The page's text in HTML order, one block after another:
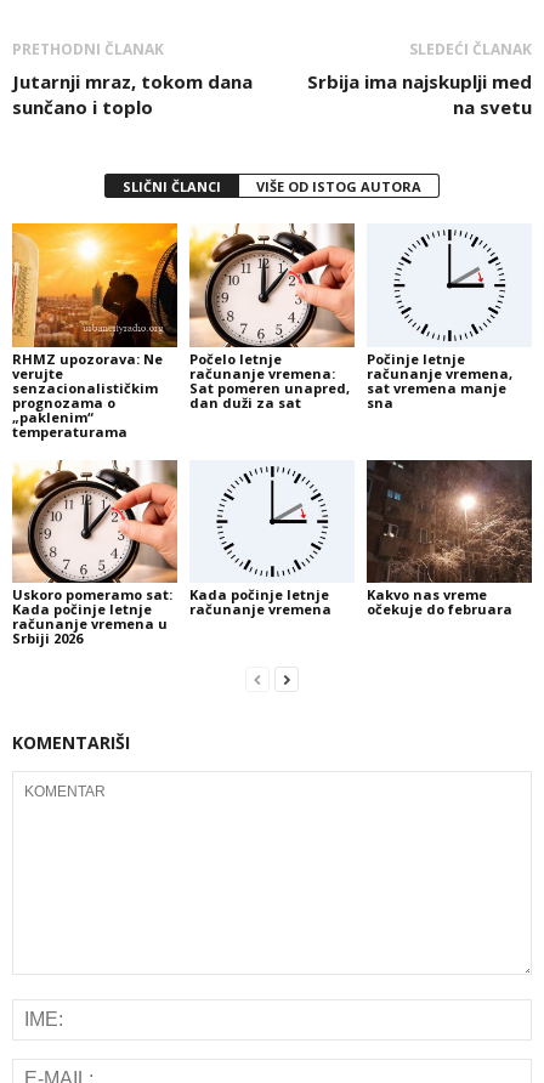
PRETHODNI ČLANAK
Jutarnji mraz, tokom dana
sunčano i toplo
SLEDEĆI ČLANAK
Srbija ima najskuplji med
na svetu
SLIČNI ČLANCI VIŠE OD ISTOG AUTORA
RHMZ upozorava: Ne
verujte
senzacionalističkim
prognozama o
„paklenim“
temperaturama
Počelo letnje
računanje vremena:
Sat pomeren unapred,
dan duži za sat
Počinje letnje
računanje vremena,
sat vremena manje
sna
Uskoro pomeramo sat:
Kada počinje letnje
računanje vremena u
Srbiji 2026
Kada počinje letnje
računanje vremena
Kakvo nas vreme
očekuje do februara
KOMENTARIŠI